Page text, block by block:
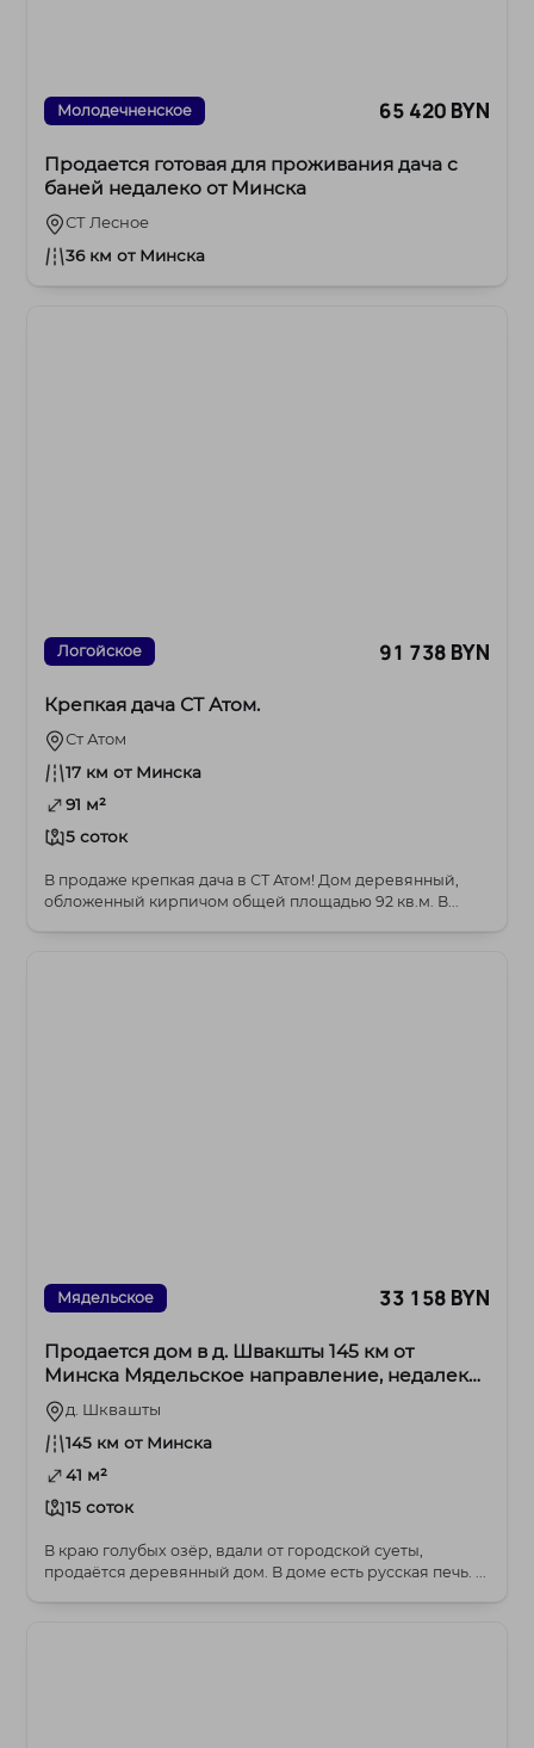
Молодечненское 65 420 BYN
Продается готовая для проживания дача с
баней недалеко от Минска
СТ Лесное
36 км от Минска
Логойское 91 738 BYN
Крепкая дача СТ Атом.
Ст Атом
17 км от Минска
91 м²
5 соток
В продаже крепкая дача в СТ Атом! Дом деревянный,
обложенный кирпичом общей площадью 92 кв.м. В...
Мядельское 33 158 BYN
Продается дом в д. Швакшты 145 км от
Минска Мядельское направление, недалеко
от озера Нарочь.
д. Шквашты
145 км от Минска
41 м²
15 соток
В краю голубых озёр, вдали от городской суеты,
продаётся деревянный дом. В доме есть русская печь. ...